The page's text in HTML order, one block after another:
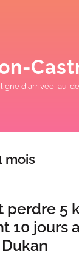
d'arrivée, au-
mois
perdre 5
10 jours